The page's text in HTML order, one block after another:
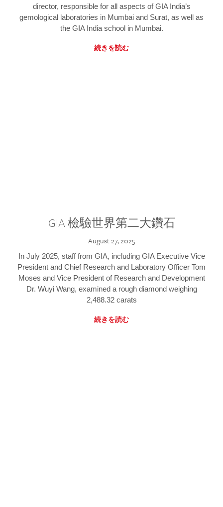
director, responsible for all aspects of GIA India’s
gemological laboratories in Mumbai and Surat, as well as
the GIA India school in Mumbai.
続きを読む
GIA 檢驗世界第二大鑽石
August 27, 2025
In July 2025, staff from GIA, including GIA Executive Vice
President and Chief Research and Laboratory Officer Tom
Moses and Vice President of Research and Development
Dr. Wuyi Wang, examined a rough diamond weighing
2,488.32 carats
続きを読む